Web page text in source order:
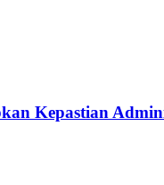
Kepastian